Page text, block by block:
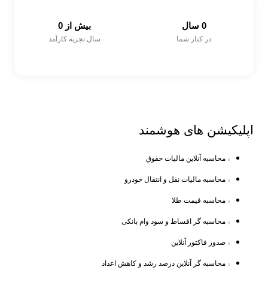
در کنار شما
0
سال تجربه کارآمد
بیش از 0
اپلیکیشن های هوشمند
محاسبه آنلاین مالیات حقوق
محاسبه مالیات نقل و انتقال خودرو
محاسبه قیمت طلا
محاسبه گر اقساط و سود وام بانکی
صدور فاکتور آنلاین
محاسبه گر آنلاین درصد رشد و کاهش اعداد